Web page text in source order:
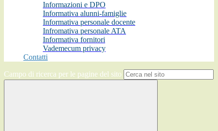
Informazioni e DPO
Informativa alunni-famiglie
Informativa personale docente
Infromativa personale ATA
Informativa fornitori
Vademecum privacy
Contatti
Campo di ricerca per le pagine del sito